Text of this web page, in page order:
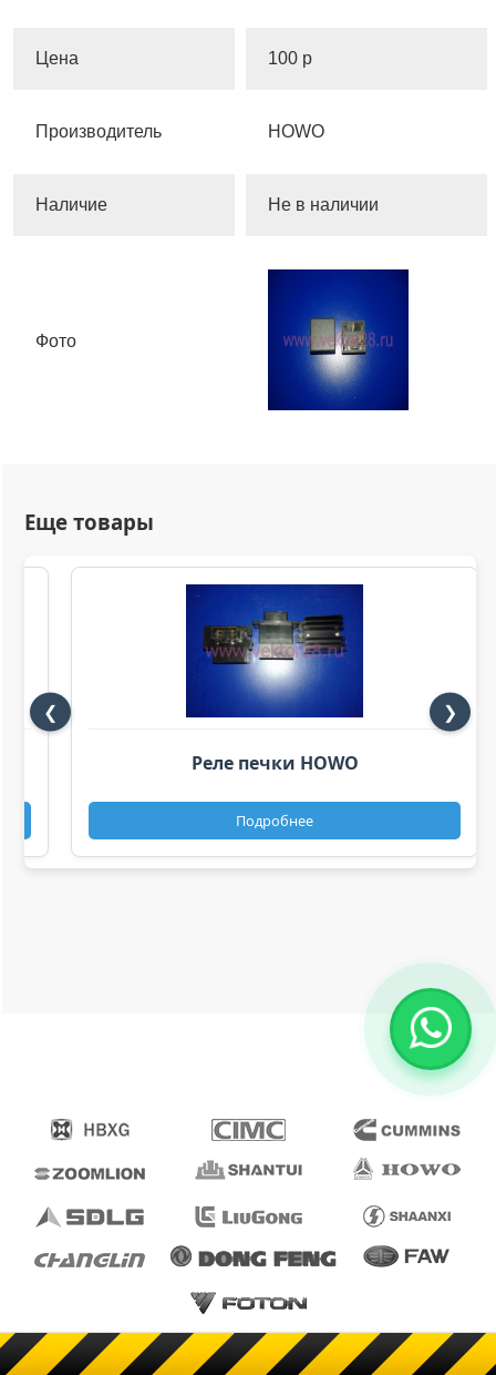
Цена 100 р
Производитель HOWO
Наличие Не в наличии
Фото